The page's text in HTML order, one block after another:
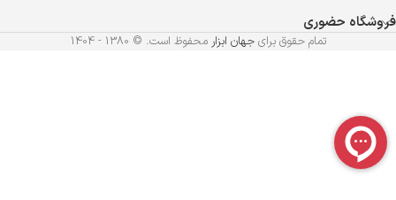
فروشگاه حضوری
تمام حقوق برایجهان ابزار محفوظ است. © 1380 - 1404